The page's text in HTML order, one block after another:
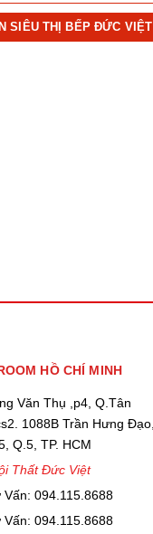
SIÊU THỊ BẾP ĐỨC VIỆT
HỒ CHÍ MINH
Văn Thụ ,p4, Q.Tân
1088B Trần Hưng Đạo,
Q.5, TP. HCM
Thất Đức Việt
Vấn: 094.115.8688
Vấn: 094.115.8688